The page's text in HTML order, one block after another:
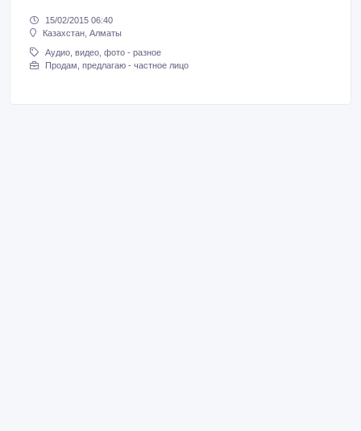
15/02/2015 06:40
Казахстан, Алматы
Аудио, видео, фото - разное
Продам, предлагаю - частное лицо